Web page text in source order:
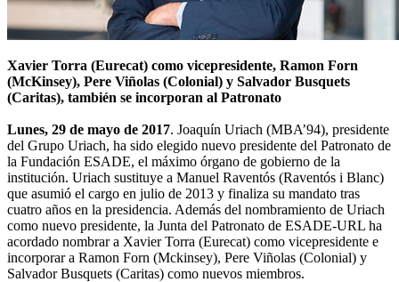
Xavier Torra (Eurecat) como vicepresidente, Ramon Forn
(McKinsey), Pere Viñolas (Colonial) y Salvador Busquets
(Caritas), también se incorporan al Patronato
Lunes, 29 de mayo de 2017. Joaquín Uriach (MBA’94), presidente
del Grupo Uriach, ha sido elegido nuevo presidente del Patronato de
la Fundación ESADE, el máximo órgano de gobierno de la
institución. Uriach sustituye a Manuel Raventós (Raventós i Blanc)
que asumió el cargo en julio de 2013 y finaliza su mandato tras
cuatro años en la presidencia. Además del nombramiento de Uriach
como nuevo presidente, la Junta del Patronato de ESADE-URL ha
acordado nombrar a Xavier Torra (Eurecat) como vicepresidente e
incorporar a Ramon Forn (Mckinsey), Pere Viñolas (Colonial) y
Salvador Busquets (Caritas) como nuevos miembros.